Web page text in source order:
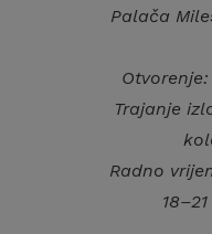
Palača
Trajanje
Radno